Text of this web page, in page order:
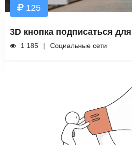
125
3D кнопка подписаться
1 185 Социальные сети